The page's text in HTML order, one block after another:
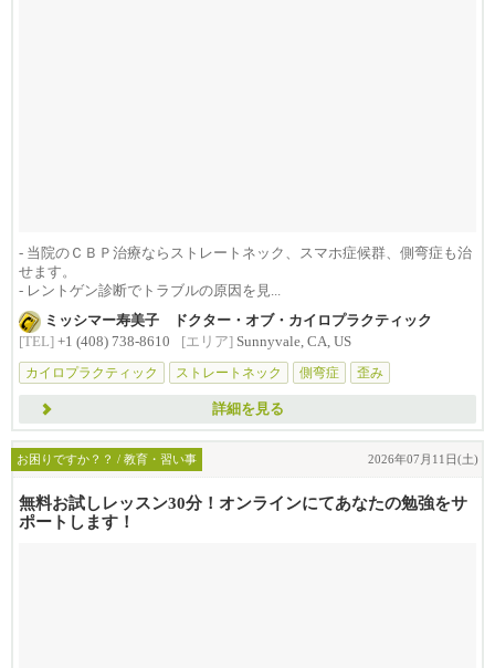
- 当院のＣＢＰ治療ならストレートネック、スマホ症候群、側弯症も治
せます。
- レントゲン診断でトラブルの原因を見...
ミッシマー寿美子 ドクター・オブ・カイロプラクティック
[TEL] +1 (408) 738-8610 [エリア] Sunnyvale, CA, US
カイロプラクティック
ストレートネック 側弯症 歪み
詳細を見る
お困りですか？？ / 教育・習い事 2026年07月11日(土)
無料お試しレッスン30分！オンラインにてあなたの勉強をサ
ポートします！